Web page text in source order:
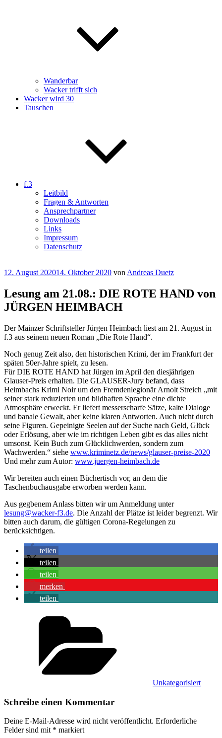
Wanderbar
Wacker trifft sich
Wacker wird 30
Tauschen
f.3
Leitbild
Fragen & Antworten
Ansprechpartner
Downloads
Links
Impressum
Datenschutz
Veröffentlicht
12. August 202014. Oktober 2020 von Andreas Duetz
Lesung am 21.08.: DIE ROTE HAND von
JÜRGEN HEIMBACH
Der Mainzer Schriftsteller Jürgen Heimbach liest am 21. August in
f.3 aus seinem neuen Roman „Die Rote Hand“.
Noch genug Zeit also, den historischen Krimi, der im Frankfurt der
späten 50er-Jahre spielt, zu lesen.
Für DIE ROTE HAND hat Jürgen im April den diesjährigen
Glauser-Preis erhalten. Die GLAUSER-Jury befand, dass
Heimbachs Krimi Noir um den Fremdenlegionär Arnolt Streich „mit
seiner stark reduzierten und bildhaften Sprache eine dichte
Atmosphäre erweckt. Er liefert messerscharfe Sätze, kalte Dialoge
und banale Gewalt, aber keine klaren Antworten. Auch nicht durch
seine Figuren. Gepeinigte Seelen auf der Suche nach Geld, Glück
oder Erlösung, aber wie im richtigen Leben gibt es das alles nicht
umsonst. Kein Buch zum Glücklichwerden, sondern zum
Wachwerden.“ siehe www.kriminetz.de/news/glauser-preise-2020
Und mehr zum Autor: www.juergen-heimbach.de
Wir bereiten auch einen Büchertisch vor, an dem die
Taschenbuchausgabe erworben werden kann.
Aus gegbenem Anlass bitten wir um Anmeldung unter
lesung@wacker-f3.de. Die Anzahl der Plätze ist leider begrenzt. Wir
bitten auch darum, die gültigen Corona-Regelungen zu
berücksichtigen.
teilen
teilen
teilen
merken
teilen
Unkategorisiert
Schreibe einen Kommentar
Deine E-Mail-Adresse wird nicht veröffentlicht. Erforderliche
Felder sind mit * markiert